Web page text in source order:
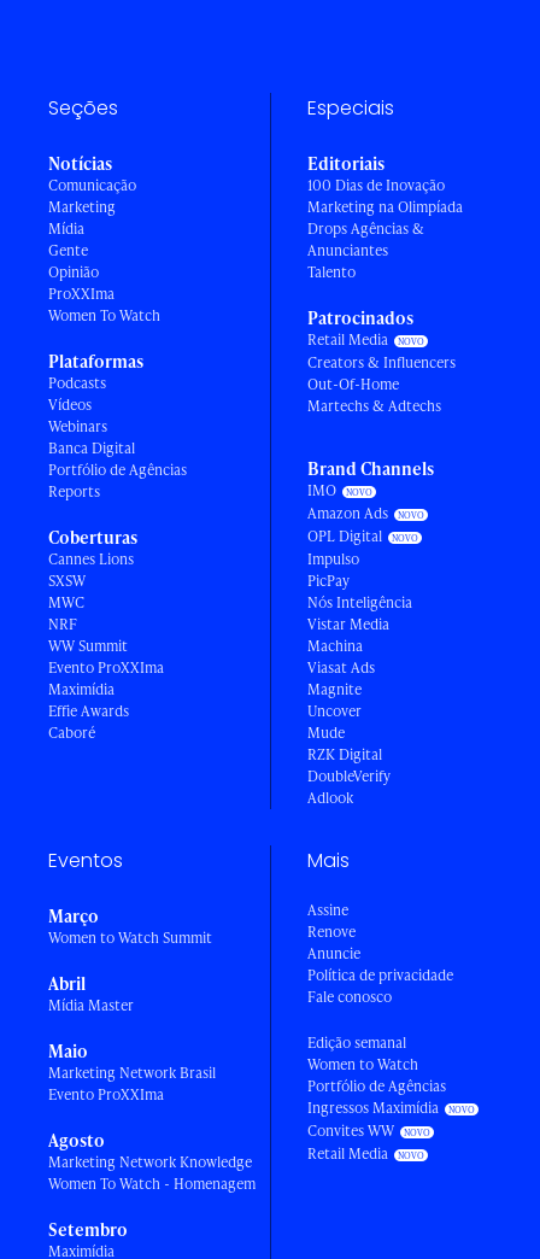
Seções
Notícias
Comunicação
Marketing
Mídia
Gente
Opinião
ProXXIma
Women To Watch
Plataformas
Podcasts
Vídeos
Webinars
Banca Digital
Portfólio de Agências
Reports
Coberturas
Cannes Lions
SXSW
MWC
NRF
WW Summit
Evento ProXXIma
Maximídia
Effie Awards
Caboré
Especiais
Editoriais
100 Dias de Inovação
Marketing na Olimpíada
Drops Agências &
Anunciantes
Talento
Patrocinados
Retail Media
Creators & Influencers
Out-Of-Home
Martechs & Adtechs
Brand Channels
IMO
Amazon Ads
OPL Digital
Impulso
PicPay
Nós Inteligência
Vistar Media
Machina
Viasat Ads
Magnite
Uncover
Mude
RZK Digital
DoubleVerify
Adlook
Eventos
Março
Women to Watch Summit
Abril
Mídia Master
Maio
Marketing Network Brasil
Evento ProXXIma
Agosto
Marketing Network Knowledge
Women To Watch - Homenagem
Setembro
Maximídia
Mais
Assine
Renove
Anuncie
Política de privacidade
Fale conosco
Edição semanal
Women to Watch
Portfólio de Agências
Ingressos Maximídia
Convites WW
Retail Media